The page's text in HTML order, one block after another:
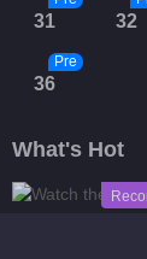
31 32
36
Pre
What's Hot